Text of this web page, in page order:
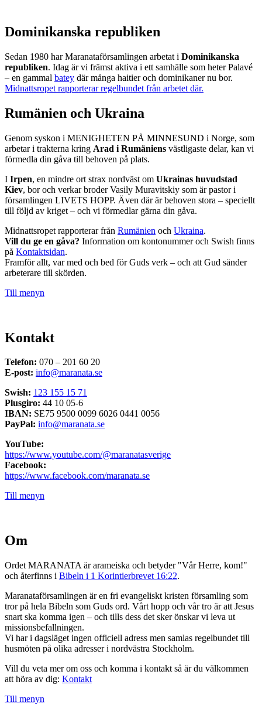
Dominikanska republiken
Sedan 1980 har Maranataförsamlingen arbetat i Dominikanska
republiken. Idag är vi främst aktiva i ett samhälle som heter Palavé
– en gammal batey där många haitier och dominikaner nu bor.
Midnattsropet rapporterar regelbundet från arbetet där.
Rumänien och Ukraina
Genom syskon i MENIGHETEN PÅ MINNESUND i Norge, som
arbetar i trakterna kring Arad i Rumäniens västligaste delar, kan vi
förmedla din gåva till behoven på plats.
I Irpen, en mindre ort strax nordväst om Ukrainas huvudstad
Kiev, bor och verkar broder Vasily Muravitskiy som är pastor i
församlingen LIVETS HOPP. Även där är behoven stora – speciellt
till följd av kriget – och vi förmedlar gärna din gåva.
Midnattsropet rapporterar från Rumänien och Ukraina.
Vill du ge en gåva? Information om kontonummer och Swish finns
på Kontaktsidan.
Framför allt, var med och bed för Guds verk – och att Gud sänder
arbeterare till skörden.
Till menyn
Kontakt
Telefon: 070 – 201 60 20
E-post: info@maranata.se
Swish: 123 155 15 71
Plusgiro: 44 10 05-6
IBAN: SE75 9500 0099 6026 0441 0056
PayPal: info@maranata.se
YouTube:
https://www.youtube.com/@maranatasverige
Facebook:
https://www.facebook.com/maranata.se
Till menyn
Om
Ordet MARANATA är arameiska och betyder "Vår Herre, kom!"
och återfinns i Bibeln i 1 Korintierbrevet 16:22.
Maranataförsamlingen är en fri evangeliskt kristen församling som
tror på hela Bibeln som Guds ord. Vårt hopp och vår tro är att Jesus
snart ska komma igen – och tills dess det sker önskar vi leva ut
missionsbefallningen.
Vi har i dagsläget ingen officiell adress men samlas regelbundet till
husmöten på olika adresser i nordvästra Stockholm.
Vill du veta mer om oss och komma i kontakt så är du välkommen
att höra av dig: Kontakt
Till menyn